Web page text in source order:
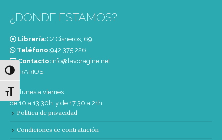
Alternar alto contraste
Alternar tamaño de letra
¿DONDE ESTAMOS?
Librería:C/ Cisneros, 69
Teléfono:‭942 375 226‬
Contacto:info@lavoragine.net
HORARIOS
De lunes a viernes
de 10 a 13:30h. y de 17:30 a 21h.
Política de privacidad
Condiciones de contratación